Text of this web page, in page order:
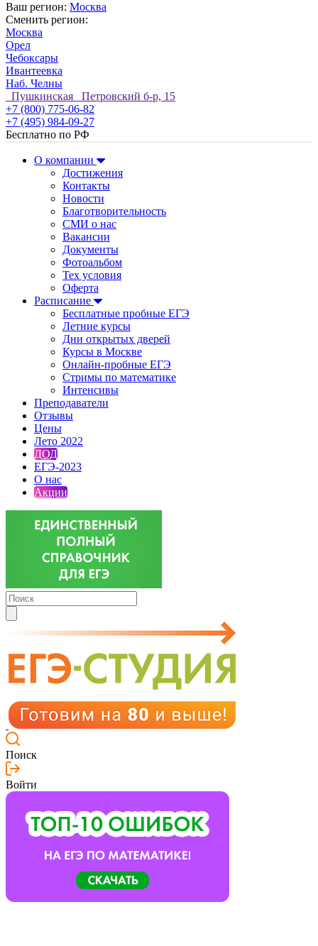
Ваш регион: Москва
Сменить регион:
Москва
Орел
Чебоксары
Ивантеевка
Наб. Челны
Пушкинская Петровский б-р, 15
+7 (800) 775-06-82
+7 (495) 984-09-27
Бесплатно по РФ
О компании
Достижения
Контакты
Новости
Благотворительность
СМИ о нас
Вакансии
Документы
Фотоальбом
Тех условия
Оферта
Расписание
Бесплатные пробные ЕГЭ
Летние курсы
Дни открытых дверей
Курсы в Москве
Онлайн-пробные ЕГЭ
Стримы по математике
Интенсивы
Преподаватели
Отзывы
Цены
Лето 2022
ДОД
ЕГЭ-2023
О нас
Акции
Поиск
Войти